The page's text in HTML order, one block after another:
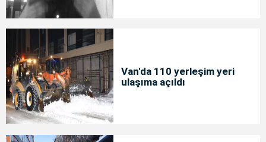
Van'da 110 yerleşim yeri
ulaşıma açıldı